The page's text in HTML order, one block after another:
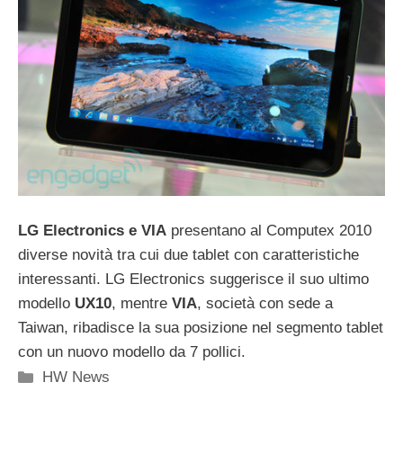
LG Electronics e VIA presentano al Computex 2010
diverse novità tra cui due tablet con caratteristiche
interessanti. LG Electronics suggerisce il suo ultimo
modello UX10, mentre VIA, società con sede a
Taiwan, ribadisce la sua posizione nel segmento tablet
con un nuovo modello da 7 pollici.
Categorie
HW News